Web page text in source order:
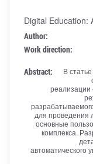
Digital Education:
Author:
Work direction:
Abstract:
В
реализации
для проведения
основные
комплекса.
автоматического